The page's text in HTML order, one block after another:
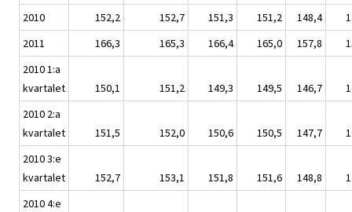
2010
152,2 152,7 151,3 151,2 148,4
2011
166,3 165,3 166,4 165,0 157,8
2010 1:a
kvartalet
150,1 151,2 149,3 149,5 146,7
2010 2:a
kvartalet
151,5 152,0 150,6 150,5 147,7
2010 3:e
kvartalet
152,7 153,1 151,8 151,6 148,8
2010 4:e